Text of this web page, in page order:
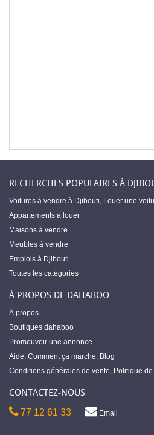
RECHERCHES POPULAIRES À
Voitures à vendre à Djibouti, Louer une
Appartements à louer
Maisons à vendre
Meubles à vendre
Emplois à Djibouti
Toutes les catégories
À PROPOS DE DAHABOO
À propos
Boutiques dahaboo
Promouvoir une annonce
Aide, Comment ça marche, Blog
Conditions générales de vente, Politique
CONTACTEZ-NOUS
77 12 61 33 Email